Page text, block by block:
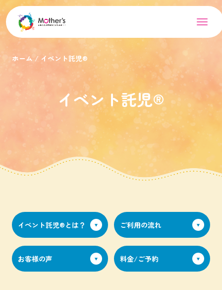
ホーム イベント託児®︎
イベント託児®︎
イベント託児®︎とは？ ご利用の流れ
お客様の声 料金/ご予約